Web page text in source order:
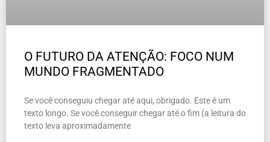
O FUTURO DA ATENÇÃO: FOCO NUM
MUNDO FRAGMENTADO
Se você conseguiu chegar até aqui, obrigado. Este é um
texto longo. Se você conseguir chegar até o fim (a leitura do
texto leva aproximadamente